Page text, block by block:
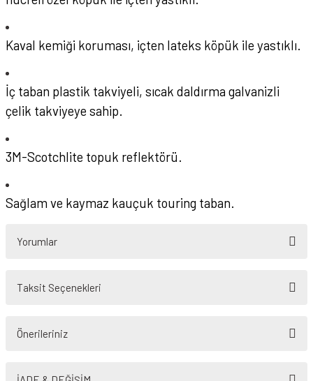
Kaval kemiği koruması, içten lateks köpük ile yastıklı.
İç taban plastik takviyeli, sıcak daldırma galvanizli
çelik takviyeye sahip.
3M-Scotchlite topuk reflektörü.
Sağlam ve kaymaz kauçuk touring taban.
Yorumlar
Taksit Seçenekleri
Önerileriniz